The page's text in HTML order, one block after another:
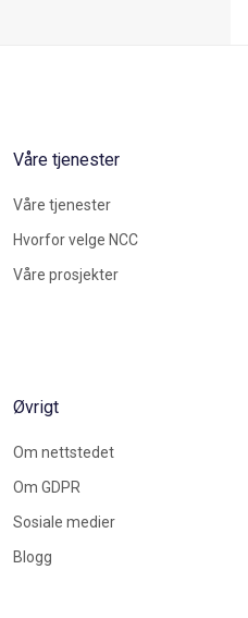
Våre tjenester
Våre tjenester
Hvorfor velge NCC
Våre prosjekter
Øvrigt
Om nettstedet
Om GDPR
Sosiale medier
Blogg